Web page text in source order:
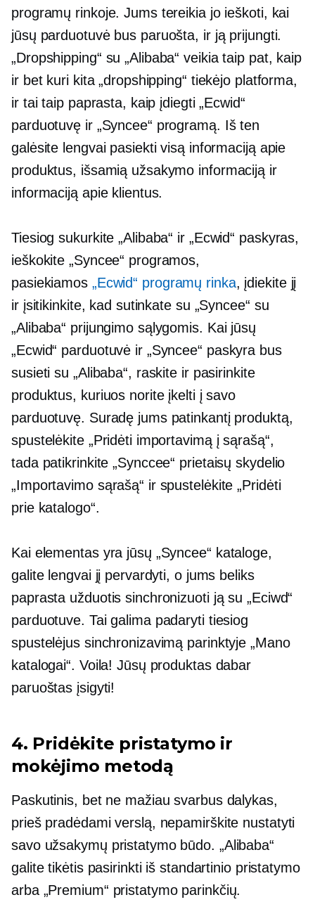
programų rinkoje. Jums tereikia jo ieškoti, kai
jūsų parduotuvė bus paruošta, ir ją prijungti.
„Dropshipping“ su „Alibaba“ veikia taip pat, kaip
ir bet kuri kita „dropshipping“ tiekėjo platforma,
ir tai taip paprasta, kaip įdiegti „Ecwid“
parduotuvę ir „Syncee“ programą. Iš ten
galėsite lengvai pasiekti visą informaciją apie
produktus, išsamią užsakymo informaciją ir
informaciją apie klientus.
Tiesiog sukurkite „Alibaba“ ir „Ecwid“ paskyras,
ieškokite „Syncee“ programos,
pasiekiamos „Ecwid“ programų rinka, įdiekite jį
ir įsitikinkite, kad sutinkate su „Syncee“ su
„Alibaba“ prijungimo sąlygomis. Kai jūsų
„Ecwid“ parduotuvė ir „Syncee“ paskyra bus
susieti su „Alibaba“, raskite ir pasirinkite
produktus, kuriuos norite įkelti į savo
parduotuvę. Suradę jums patinkantį produktą,
spustelėkite „Pridėti importavimą į sąrašą“,
tada patikrinkite „Synccee“ prietaisų skydelio
„Importavimo sąrašą“ ir spustelėkite „Pridėti
prie katalogo“.
Kai elementas yra jūsų „Syncee“ kataloge,
galite lengvai jį pervardyti, o jums beliks
paprasta užduotis sinchronizuoti ją su „Eciwd“
parduotuve. Tai galima padaryti tiesiog
spustelėjus sinchronizavimą parinktyje „Mano
katalogai“. Voila! Jūsų produktas dabar
paruoštas įsigyti!
4. Pridėkite pristatymo ir
mokėjimo metodą
Paskutinis, bet ne mažiau svarbus dalykas,
prieš pradėdami verslą, nepamirškite nustatyti
savo užsakymų pristatymo būdo. „Alibaba“
galite tikėtis pasirinkti iš standartinio pristatymo
arba „Premium“ pristatymo parinkčių.